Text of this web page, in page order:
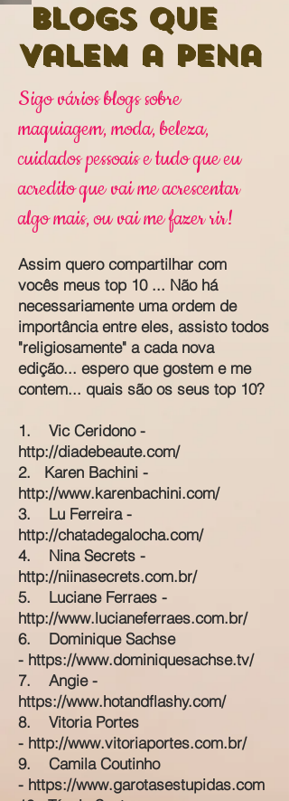
Blogs que
valem a pena
Sigo vários blogs sobre
maquiagem, moda, beleza,
cuidados pessoais e tudo que eu
acredito que vai me acrescentar
algo mais, ou vai me fazer rir!
Assim quero compartilhar com
vocês meus top 10 ... Não há
necessariamente uma ordem de
importância entre eles, assisto todos
"religiosamente" a cada nova
edição... espero que gostem e me
contem... quais são os seus top 10?
1. Vic Ceridono -
http://diadebeaute.com/
2. Karen Bachini -
http://www.karenbachini.com/
3. Lu Ferreira -
http://chatadegalocha.com/
4. Nina Secrets -
http://niinasecrets.com.br/
5. Luciane Ferraes -
http://www.lucianeferraes.com.br/
6. Dominique Sachse
- https://www.dominiquesachse.tv/
7. Angie -
https://www.hotandflashy.com/
8. Vitoria Portes
- http://www.vitoriaportes.com.br/
9. Camila Coutinho
- https://www.garotasestupidas.com